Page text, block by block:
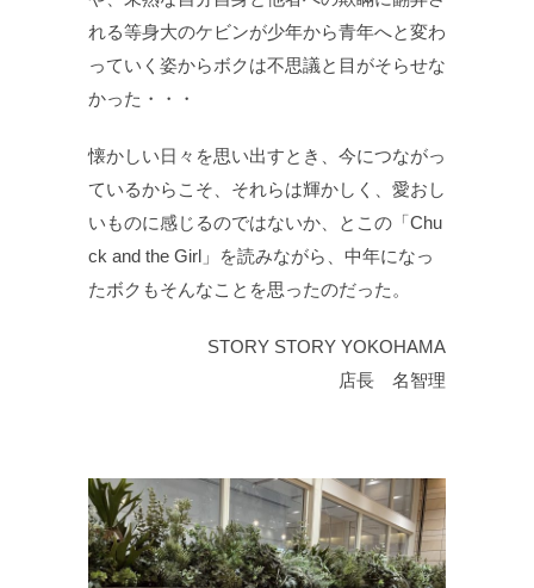
れる等身大のケビンが少年から青年へと変わ
っていく姿からボクは不思議と目がそらせな
かった・・・
懐かしい日々を思い出すとき、今につながっ
ているからこそ、それらは輝かしく、愛おし
いものに感じるのではないか、とこの「Chu
ck and the Girl」を読みながら、中年になっ
たボクもそんなことを思ったのだった。
STORY STORY YOKOHAMA
店長 名智理